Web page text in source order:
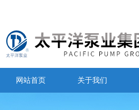
网站首页 关于我们